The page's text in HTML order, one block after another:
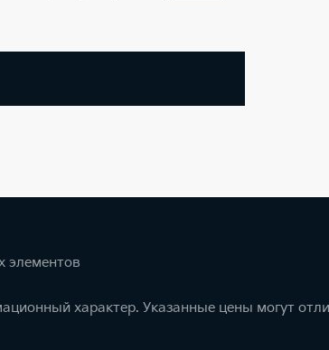
элементов
характер. Указанные цены могут